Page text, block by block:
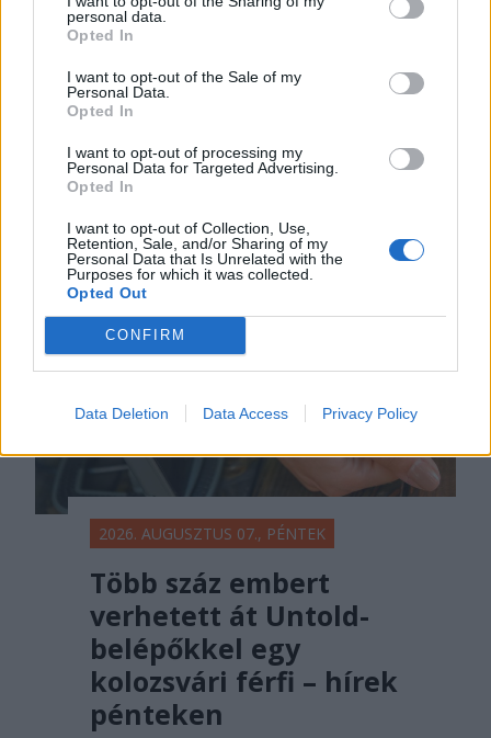
personal data.
Opted In
I want to opt-out of the Sale of my
Personal Data.
Opted In
I want to opt-out of processing my
Personal Data for Targeted Advertising.
Opted In
I want to opt-out of Collection, Use,
Retention, Sale, and/or Sharing of my
Personal Data that Is Unrelated with the
Purposes for which it was collected.
Opted Out
CONFIRM
Data Deletion Data Access Privacy Policy
szállnának meg, kik biztosítanák a
rendezvényt és milyen útvonalon
közlekednének Erdélyben.
több
főtér.ro
2026. AUGUSZTUS 07., PÉNTEK
Több száz embert
verhetett át Untold-
belépőkkel egy
kolozsvári férfi – hírek
pénteken